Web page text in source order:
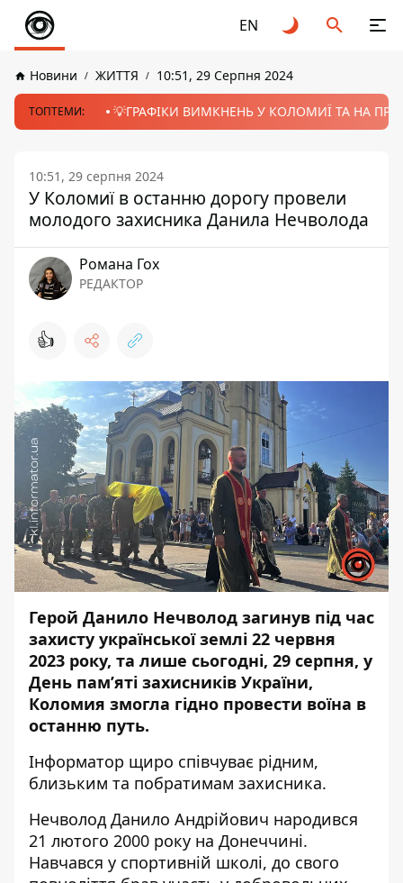
EN
Новини ЖИТТЯ 10:51, 29 Серпня 2024
ТОПТЕМИ: 💡ГРАФІКИ ВИМКНЕНЬ У КОЛОМИЇ ТА НА
10:51, 29 серпня 2024
У Коломиї в останню дорогу провели
молодого захисника Данила Нечволода
Романа Гох
РЕДАКТОР
👍
Герой Данило Нечволод загинув під час
захисту української землі 22 червня
2023 року, та лише сьогодні, 29 серпня, у
День пам’яті захисників України,
Коломия змогла гідно провести воїна в
останню путь.
Інформатор щиро співчуває рідним,
близьким та побратимам захисника.
Нечволод Данило Андрійович народився
21 лютого 2000 року на Донеччині.
Навчався у спортивній школі, до свого